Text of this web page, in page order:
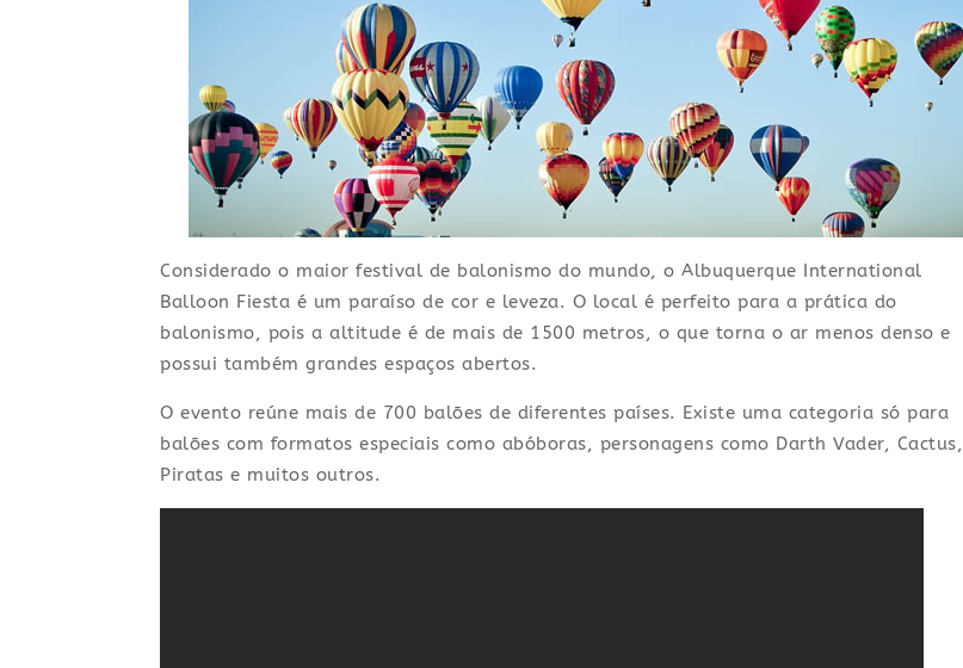
Considerado o maior festival de balonismo do mundo, o Albuquerque International
Balloon Fiesta é um paraíso de cor e leveza. O local é perfeito para a prática do
balonismo, pois a altitude é de mais de 1500 metros, o que torna o ar menos denso e
possui também grandes espaços abertos.
O evento reúne mais de 700 balões de diferentes países. Existe uma categoria só para
balões com formatos especiais como abóboras, personagens como Darth Vader, Cactus,
Piratas e muitos outros.